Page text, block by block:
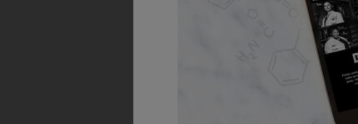
Facial Fuel Energizing Face
Efikasan i okrepljujući gel za pranje lica za